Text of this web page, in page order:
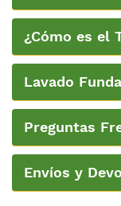
¿Cómo es el
Lavado
Preguntas
Envíos y